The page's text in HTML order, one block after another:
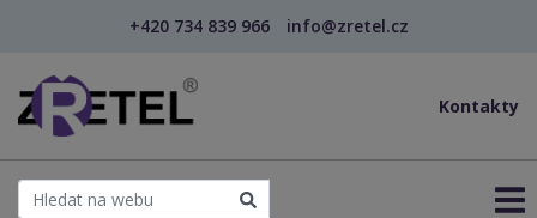
+420 734 839 966 info@zretel.cz
Kontakty